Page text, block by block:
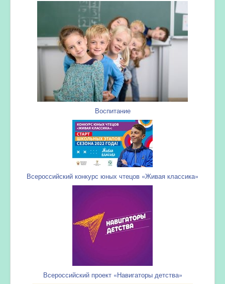
Воспитание
Всероссийский конкурс юных чтецов «Живая классика»
Всероссийский проект «Навигаторы детства»